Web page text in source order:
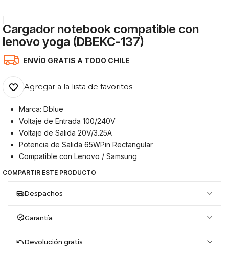
Cargador notebook compatible con
lenovo yoga (DBEKC-137)
ENVÍO GRATIS A TODO CHILE
Agregar a la lista de favoritos
Marca: Dblue
Voltaje de Entrada 100/240V
Voltaje de Salida 20V/3.25A
Potencia de Salida 65WPin Rectangular
Compatible con Lenovo / Samsung
COMPARTIR ESTE PRODUCTO
Despachos
Garantía
Devolución gratis